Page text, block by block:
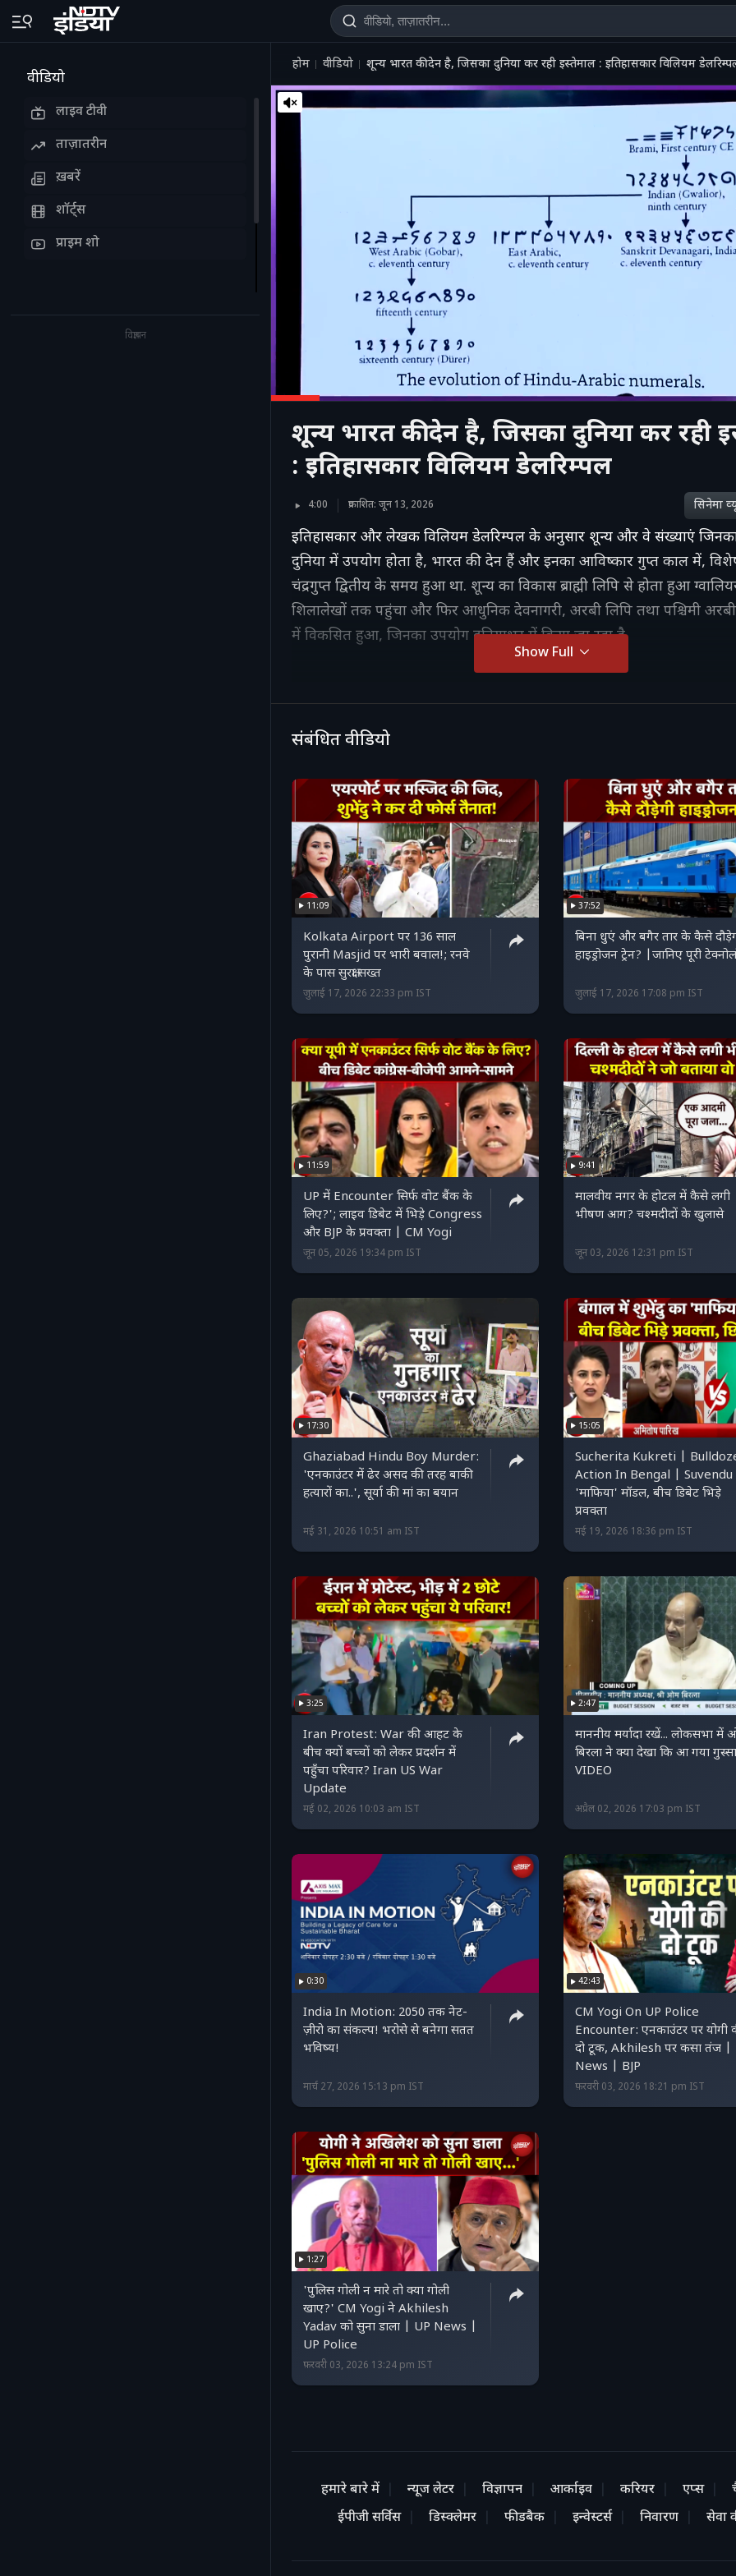
वीडियो
लाइव टीवी
ताज़ातरीन
ख़बरें
शॉर्ट्स
प्राइम शो
विज्ञापन
होम वीडियो शून्य भारत की देन है, जिसका दुनिया कर रही इस्तेमाल : इतिहासकार विलियम
शून्य भारत की देन है, जिसका दुनिया कर रही
: इतिहासकार विलियम डेलरिम्पल
4:00 प्रकाशित: जून 13, 2026 सिनेमा
इतिहासकार और लेखक विलियम डेलरिम्पल के अनुसार शून्य और वे संख्याएं
दुनिया में उपयोग होता है, भारत की देन हैं और इनका आविष्कार गुप्त काल में,
चंद्रगुप्त द्वितीय के समय हुआ था. शून्य का विकास ब्राह्मी लिपि से होता हुआ
शिलालेखों तक पहुंचा और फिर आधुनिक देवनागरी, अरबी लिपि तथा पश्चिमी
में विकसित हुआ, जिनका उपयोग दुनियाभर में किया जा रहा है.
Show Full
संबंधित वीडियो
11:09
Kolkata Airport पर 136 साल
पुरानी Masjid पर भारी बवाल!; रनवे
के पास सुरक्षा सख्त
जुलाई 17, 2026 22:33 pm IST
37:52
बिना धुएं और बगैर तार के कैसे
हाइड्रोजन ट्रेन? |जानिए पूरी
जुलाई 17, 2026 17:08 pm IST
11:59
UP में Encounter सिर्फ वोट बैंक के
लिए?'; लाइव डिबेट में भिड़े Congress
और BJP के प्रवक्ता | CM Yogi
जून 05, 2026 19:34 pm IST
9:41
मालवीय नगर के होटल में कैसे लगी
भीषण आग? चश्मदीदों के खुलासे
जून 03, 2026 12:31 pm IST
17:30
Ghaziabad Hindu Boy Murder:
'एनकाउंटर में ढेर असद की तरह बाकी
हत्यारों का..', सूर्या की मां का बयान
मई 31, 2026 10:51 am IST
15:05
Sucherita Kukreti |
Action In Bengal | Suvendu का
'माफिया' मॉडल, बीच डिबेट भिड़े
प्रवक्ता
मई 19, 2026 18:36 pm IST
3:25
Iran Protest: War की आहट के
बीच क्यों बच्चों को लेकर प्रदर्शन में
पहुँचा परिवार? Iran US War
Update
मई 02, 2026 10:03 am IST
2:47
माननीय मर्यादा रखें... लोकसभा में
बिरला ने क्या देखा कि आ गया
VIDEO
अप्रैल 02, 2026 17:03 pm IST
0:30
India In Motion: 2050 तक नेट-
ज़ीरो का संकल्प! भरोसे से बनेगा सतत
भविष्य!
मार्च 27, 2026 15:13 pm IST
42:43
CM Yogi On UP Police
Encounter: एनकाउंटर पर योगी
दो टूक, Akhilesh पर कसा तंज |
News | BJP
फ़रवरी 03, 2026 18:21 pm IST
1:27
'पुलिस गोली न मारे तो क्या गोली
खाए?' CM Yogi ने Akhilesh
Yadav को सुना डाला | UP News |
UP Police
फ़रवरी 03, 2026 13:24 pm IST
हमारे बारे में न्यूज लेटर विज्ञापन आर्काइव करियर एप्स
ईपीजी सर्विस
डिस्क्लेमर फीडबैक इन्वेस्टर्स निवारण सेवा